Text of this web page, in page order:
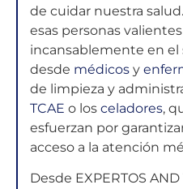
de cuidar nuestra
esas personas
incansablemente en el
desde médicos y
de limpieza y
TCAE o los celadores,
esfuerzan por
acceso a la atención
Desde EXPERTOS